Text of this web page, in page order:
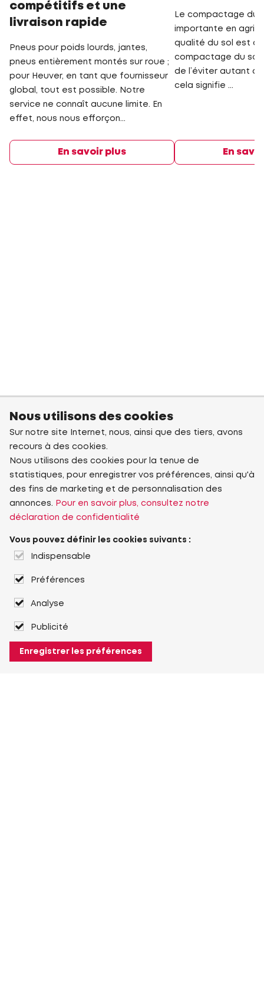
compétitifs et une
livraison rapide
Pneus pour poids lourds, jantes,
pneus entièrement montés sur roue ;
pour Heuver, en tant que fournisseur
global, tout est possible. Notre
service ne connaît aucune limite. En
effet, nous nous efforçon...
En savoir plus
Le compactage du
importante en
qualité du sol est
compactage du sol.
de l’éviter autant
cela signifie ...
En
Nous utilisons des cookies
Sur notre site Internet, nous, ainsi que des tiers, avons
recours à des cookies.
Nous utilisons des cookies pour la tenue de
statistiques, pour enregistrer vos préférences, ainsi qu'à
des fins de marketing et de personnalisation des
annonces.
Pour en savoir plus, consultez notre
déclaration de confidentialité
Vous pouvez définir les cookies suivants :
Indispensable
Préférences
Analyse
Publicité
Enregistrer les préférences